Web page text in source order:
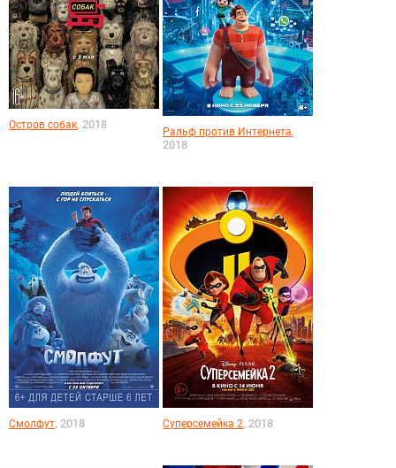
Остров собак, 2018
Ральф против Интернета,
2018
Смолфут, 2018 Суперсемейка 2, 2018